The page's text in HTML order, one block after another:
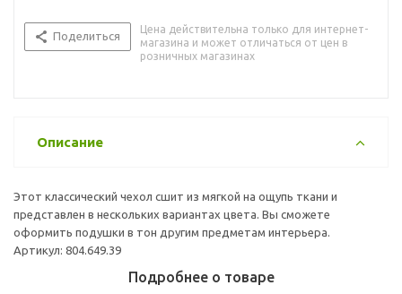
Поделиться
Цена действительна только для интернет-
магазина и может отличаться от цен в
розничных магазинах
Описание
Этот классический чехол сшит из мягкой на ощупь ткани и
представлен в нескольких вариантах цвета. Вы сможете
оформить подушки в тон другим предметам интерьера.
Артикул: 804.649.39
Подробнее о товаре